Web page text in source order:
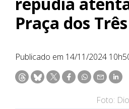
Praça dos
Publicado em 14/11/2024
Foto: